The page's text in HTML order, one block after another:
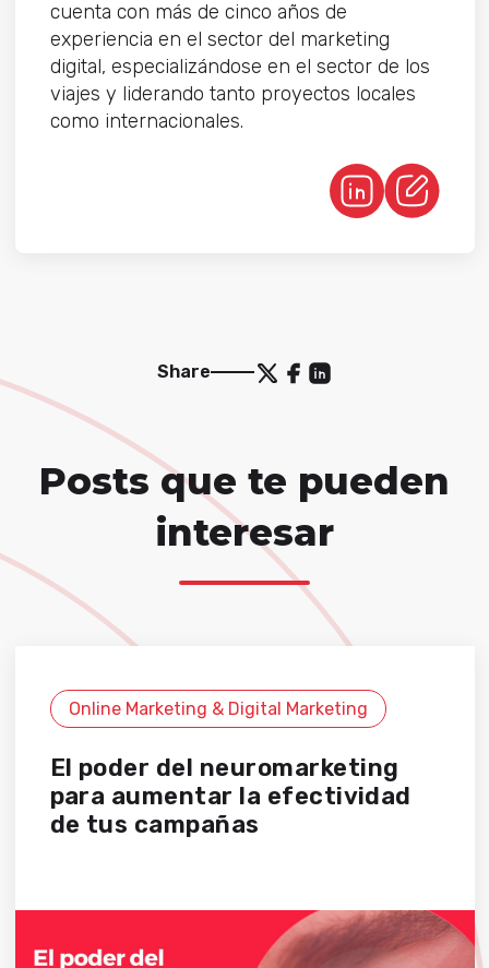
cuenta con más de cinco años de
experiencia en el sector del marketing
digital, especializándose en el sector de los
viajes y liderando tanto proyectos locales
como internacionales.
Share
Posts que te pueden
interesar
Online Marketing & Digital Marketing
El poder del neuromarketing
para aumentar la efectividad
de tus campañas